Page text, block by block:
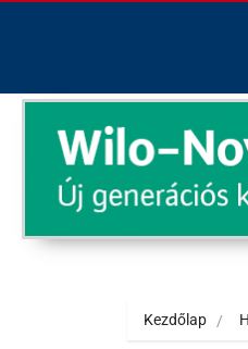
Kezdőlap